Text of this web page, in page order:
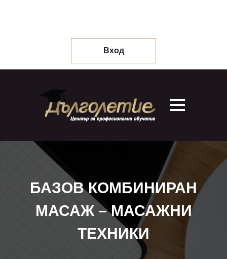
Вход
БАЗОВ КОМБИНИРАН
МАСАЖ – МАСАЖНИ
ТЕХНИКИ